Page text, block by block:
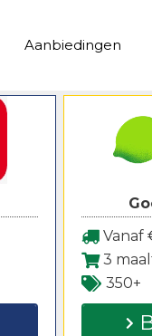
Aanbiedingen
Vanaf
3
350+